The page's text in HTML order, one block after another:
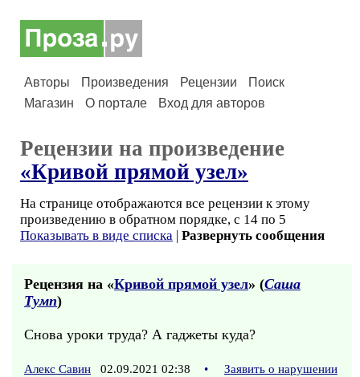
Авторы Произведения Рецензии
Поиск
Магазин
О портале Вход для авторов
Рецензии на произведение
«Кривой прямой узел»
На странице отображаются все рецензии к этому
произведению в обратном порядке, с 14 по 5
Показывать в виде списка | Развернуть сообщения
Рецензия на «Кривой прямой узел» (Саша
Тумп)
Снова уроки труда? А гаджеты куда?
Алекс Савин 02.09.2021 02:38 • Заявить о нарушении